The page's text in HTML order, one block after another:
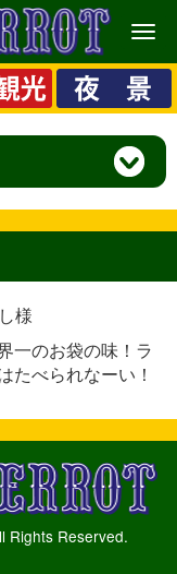
メ
ニ
ュ
ー
様
一のお袋の味！ラ
たべられなーい！
Rights Reserved.